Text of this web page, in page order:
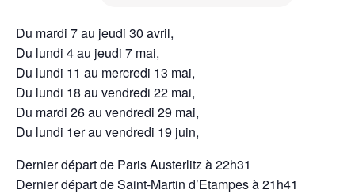
Du mardi 7 au jeudi 30 avril,
Du lundi 4 au jeudi 7 mai,
Du lundi 11 au mercredi 13 mai,
Du lundi 18 au vendredi 22 mai,
Du mardi 26 au vendredi 29 mai,
Du lundi 1er au vendredi 19 juin,
Dernier départ de Paris Austerlitz à 22h31
Dernier départ de Saint-Martin d’Etampes à 21h41